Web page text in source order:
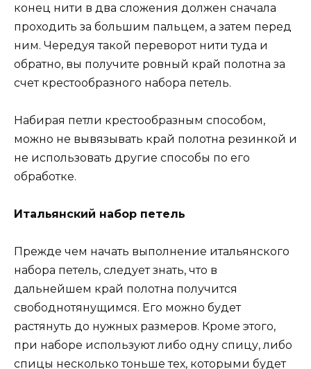
конец нити в два сложения должен сначала
проходить за большим пальцем, а затем перед
ним. Чередуя такой переворот нити туда и
обратно, вы получите ровный край полотна за
счет крестообразного набора петель.
Набирая петли крестообразным способом,
можно не вывязывать край полотна резинкой и
не использовать другие способы по его
обработке.
Итальянский набор петель
Прежде чем начать выполнение итальянского
набора петель, следует знать, что в
дальнейшем край полотна получится
свободнотянущимся. Его можно будет
растянуть до нужных размеров. Кроме этого,
при наборе используют либо одну спицу, либо
спицы несколько тоньше тех, которыми будет